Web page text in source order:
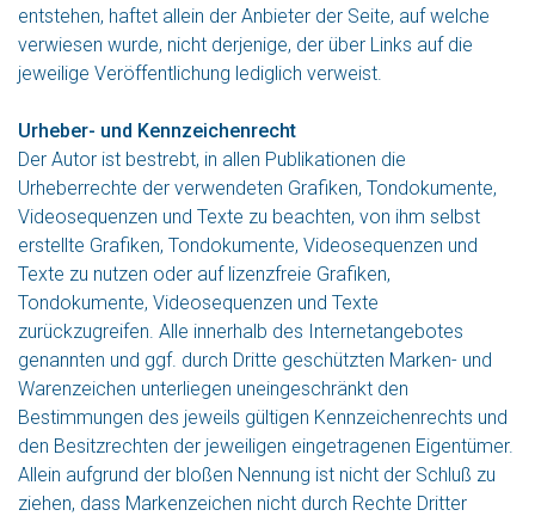
entstehen, haftet allein der Anbieter der Seite, auf welche
verwiesen wurde, nicht derjenige, der über Links auf die
jeweilige Veröffentlichung lediglich verweist.
Urheber- und Kennzeichenrecht
Der Autor ist bestrebt, in allen Publikationen die
Urheberrechte der verwendeten Grafiken, Tondokumente,
Videosequenzen und Texte zu beachten, von ihm selbst
erstellte Grafiken, Tondokumente, Videosequenzen und
Texte zu nutzen oder auf lizenzfreie Grafiken,
Tondokumente, Videosequenzen und Texte
zurückzugreifen. Alle innerhalb des Internetangebotes
genannten und ggf. durch Dritte geschützten Marken- und
Warenzeichen unterliegen uneingeschränkt den
Bestimmungen des jeweils gültigen Kennzeichenrechts und
den Besitzrechten der jeweiligen eingetragenen Eigentümer.
Allein aufgrund der bloßen Nennung ist nicht der Schluß zu
ziehen, dass Markenzeichen nicht durch Rechte Dritter